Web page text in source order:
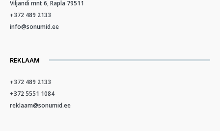
Viljandi mnt 6, Rapla 79511
+372 489 2133
info@sonumid.ee
REKLAAM
+372 489 2133
+372 5551 1084
reklaam@sonumid.ee